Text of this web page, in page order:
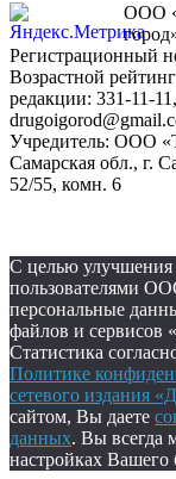
ООО
Регистрационный
Возрастной
редакции: 331-11-
Учредитель: ООО
Самарская обл., г.
52/55, комн. 6
С целью улучшения
пользователями
персональные
файлов и сервисов
Статистика
Политике
сетевого издания
сайтом, Вы даете
данных. Вы всегда
настройках Вашего